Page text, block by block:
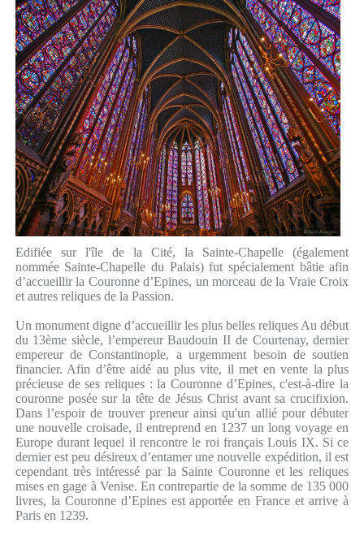
Edifiée sur l'île de la Cité, la Sainte-Chapelle (également
nommée Sainte-Chapelle du Palais) fut spécialement bâtie afin
d’accueillir la Couronne d’Epines, un morceau de la Vraie Croix
et autres reliques de la Passion.
Un monument digne d’accueillir les plus belles reliques Au début
du 13ème siècle, l’empereur Baudouin II de Courtenay, dernier
empereur de Constantinople, a urgemment besoin de soutien
financier. Afin d’être aidé au plus vite, il met en vente la plus
précieuse de ses reliques : la Couronne d’Epines, c'est-à-dire la
couronne posée sur la tête de Jésus Christ avant sa crucifixion.
Dans l’espoir de trouver preneur ainsi qu'un allié pour débuter
une nouvelle croisade, il entreprend en 1237 un long voyage en
Europe durant lequel il rencontre le roi français Louis IX. Si ce
dernier est peu désireux d’entamer une nouvelle expédition, il est
cependant très intéressé par la Sainte Couronne et les reliques
mises en gage à Venise. En contrepartie de la somme de 135 000
livres, la Couronne d’Epines est apportée en France et arrive à
Paris en 1239.